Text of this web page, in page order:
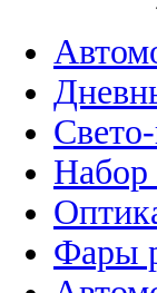
Набор
Фары